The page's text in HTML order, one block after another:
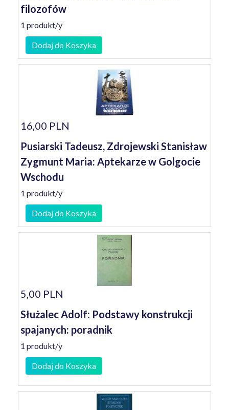
filozofów
1 produkt/y
Dodaj do Koszyka
16,00 PLN
Pusiarski Tadeusz, Zdrojewski Stanisław
Zygmunt Maria: Aptekarze w Golgocie
Wschodu
1 produkt/y
Dodaj do Koszyka
5,00 PLN
Służalec Adolf: Podstawy konstrukcji
spajanych: poradnik
1 produkt/y
Dodaj do Koszyka